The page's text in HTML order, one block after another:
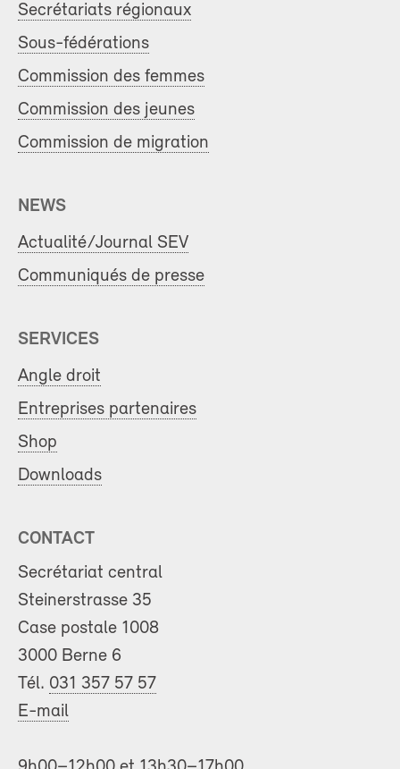
Secrétariats régionaux
Sous-fédérations
Commission des femmes
Commission des jeunes
Commission de migration
NEWS
Actualité/Journal SEV
Communiqués de presse
SERVICES
Angle droit
Entreprises partenaires
Shop
Downloads
CONTACT
Secrétariat central
Steinerstrasse 35
Case postale 1008
3000 Berne 6
Tél. 031 357 57 57
E-mail